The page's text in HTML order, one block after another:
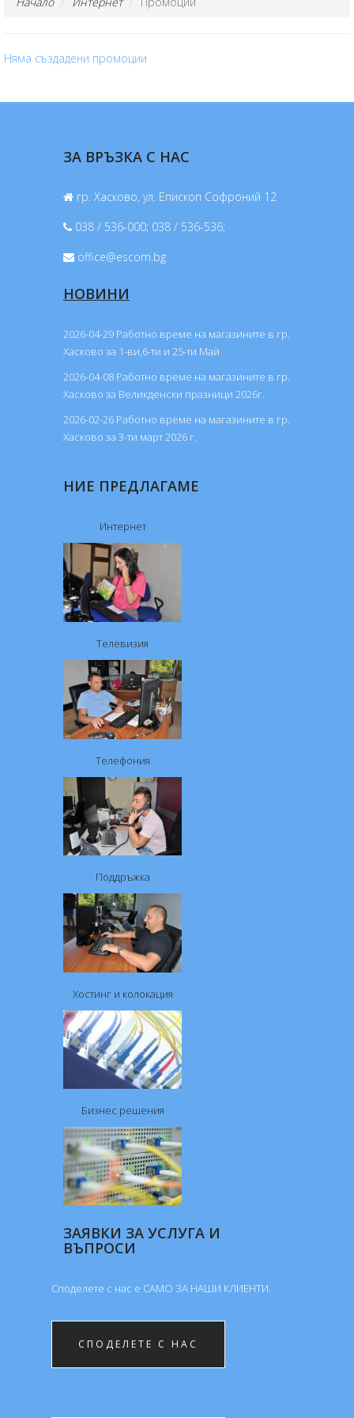
Няма създадени промоции
ЗА ВРЪЗКА С НАС
гр. Хасково, ул. Епископ Софроний 12
038 / 536-000; 038 / 536-536;
office@escom.bg
НОВИНИ
2026-04-29 Работно време на магазините в гр.
Хасково за 1-ви,6-ти и 25-ти Май
2026-04-08 Работно време на магазините в гр.
Хасково за Великденски празници 2026г.
2026-02-26 Работно време на магазините в гр.
Хасково за 3-ти март 2026 г.
НИЕ ПРЕДЛАГАМЕ
Интернет
Телевизия
Телефония
Поддръжка
Хостинг и колокация
Бизнес решения
ЗАЯВКИ ЗА УСЛУГА И
ВЪПРОСИ
Споделете с нас е САМО ЗА НАШИ КЛИЕНTИ.
СПОДЕЛЕТЕ С НАС